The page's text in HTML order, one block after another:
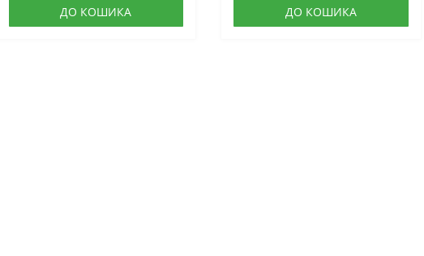
ДО КОШИКА ДО КОШИКА